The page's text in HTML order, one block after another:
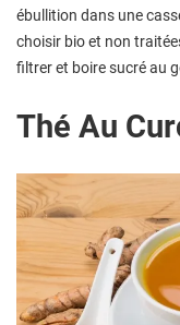
ébullition dans une
choisir bio et non
filtrer et boire sucré au
Thé Au